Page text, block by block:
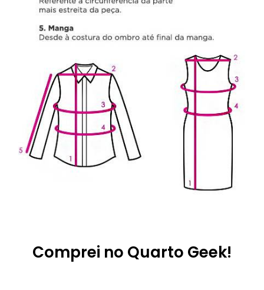
Comprei no Quarto Geek!